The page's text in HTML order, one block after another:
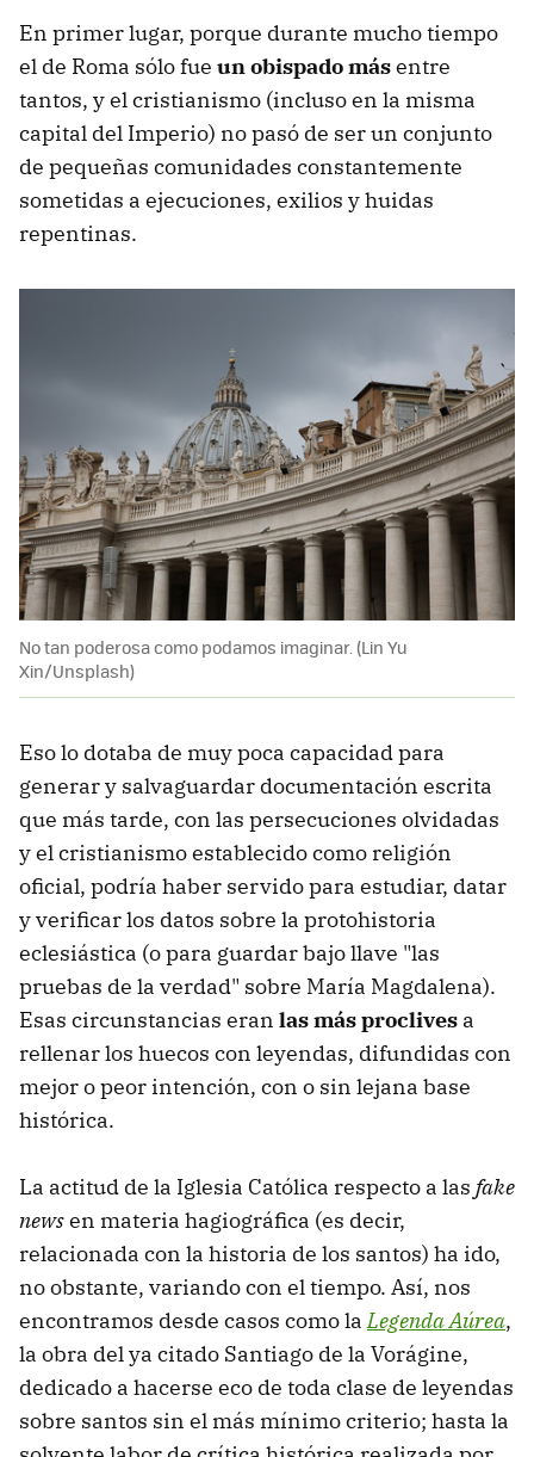
En primer lugar, porque durante mucho tiempo
el de Roma sólo fue un obispado másentre
tantos, y el cristianismo (incluso en la misma
capital del Imperio) no pasó de ser un conjunto
de pequeñas comunidades constantemente
sometidas a ejecuciones, exilios y huidas
repentinas.
No tan poderosa como podamos imaginar. (Lin Yu
Xin/Unsplash)
Eso lo dotaba de muy poca capacidad para
generar y salvaguardar documentación escrita
que más tarde, con las persecuciones olvidadas
y el cristianismo establecido como religión
oficial, podría haber servido para estudiar, datar
y verificar los datos sobre la protohistoria
eclesiástica (o para guardar bajo llave "las
pruebas de la verdad" sobre María Magdalena).
Esas circunstancias eran las más proclives a
rellenar los huecos con leyendas, difundidas con
mejor o peor intención, con o sin lejana base
histórica.
La actitud de la Iglesia Católica respecto a las fake
newsen materia hagiográfica (es decir,
relacionada con la historia de los santos) ha ido,
no obstante, variando con el tiempo. Así, nos
encontramos desde casos como laLegenda Aúrea,
la obra del ya citado Santiago de la Vorágine,
dedicado a hacerse eco de toda clase de leyendas
sobre santos sin el más mínimo criterio; hasta la